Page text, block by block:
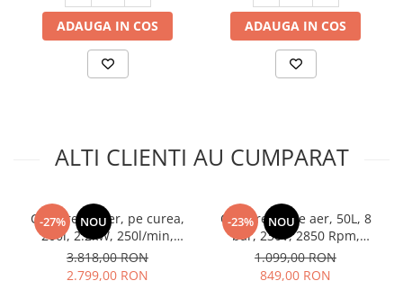
ADAUGA IN COS ADAUGA IN COS
ALTI CLIENTI AU CUMPARAT
-27% NOU
Compresor aer, pe curea,
200l, 2.2kW, 250l/min,
2pistoane, Raider RD-AC19
3.818,00 RON
2.799,00 RON
-23% NOU
Compresor de aer, 50L, 8
bar, 230V, 2850 Rpm,
Elefant XY5850
1.099,00 RON
849,00 RON